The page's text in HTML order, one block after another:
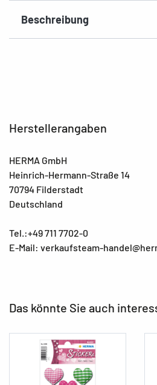
Beschreibung
Herstellerangaben
HERMA GmbH
Heinrich-Hermann-Straße 14
70794 Filderstadt
Deutschland
Tel.:+49 711 7702-0
E-Mail: verkaufsteam-
Das könnte Sie auch